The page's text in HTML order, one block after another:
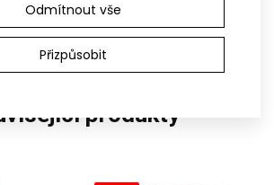
Odmítnout vše
Přizpůsobit
produkty